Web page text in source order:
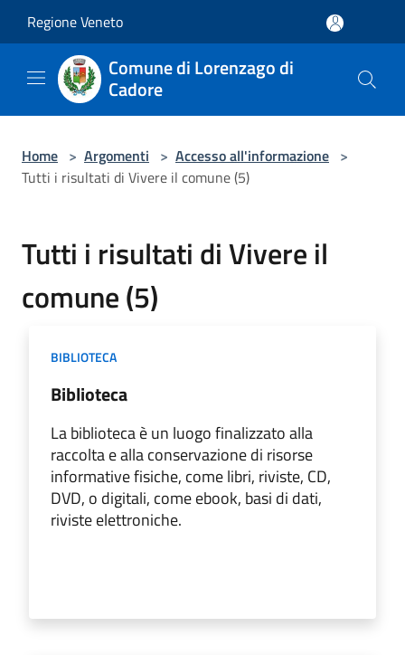
Regione Veneto
Comune di Lorenzago di
Cadore
Home > Argomenti > Accesso all'informazione >
Tutti i risultati di Vivere il comune (5)
Tutti i risultati di Vivere il
comune (5)
BIBLIOTECA
Biblioteca
La biblioteca è un luogo finalizzato alla
raccolta e alla conservazione di risorse
informative fisiche, come libri, riviste, CD,
DVD, o digitali, come ebook, basi di dati,
riviste elettroniche.